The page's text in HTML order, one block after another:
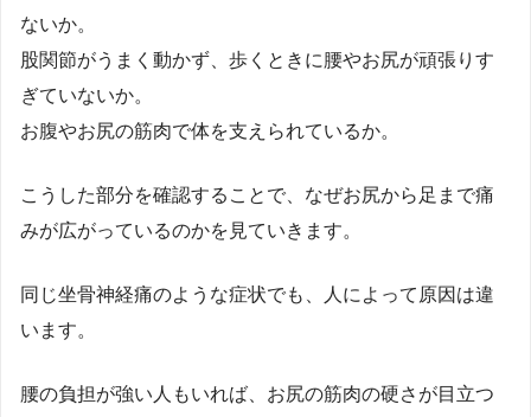
ないか。
股関節がうまく動かず、歩くときに腰やお尻が頑張りす
ぎていないか。
お腹やお尻の筋肉で体を支えられているか。
こうした部分を確認することで、なぜお尻から足まで痛
みが広がっているのかを見ていきます。
同じ坐骨神経痛のような症状でも、人によって原因は違
います。
腰の負担が強い人もいれば、お尻の筋肉の硬さが目立つ